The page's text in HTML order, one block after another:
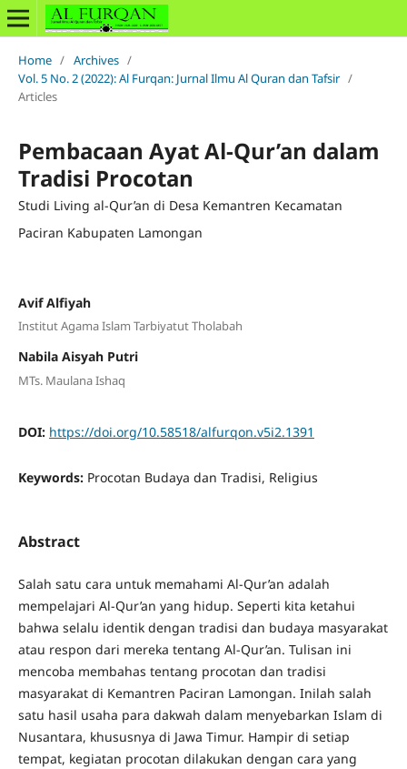
Home / Archives /
Vol. 5 No. 2 (2022): Al Furqan: Jurnal Ilmu Al Quran dan Tafsir /
Articles
Pembacaan Ayat Al-Qur’an dalam
Tradisi Procotan
Studi Living al-Qur’an di Desa Kemantren Kecamatan
Paciran Kabupaten Lamongan
Avif Alfiyah
Institut Agama Islam Tarbiyatut Tholabah
Nabila Aisyah Putri
MTs. Maulana Ishaq
DOI: https://doi.org/10.58518/alfurqon.v5i2.1391
Keywords: Procotan Budaya dan Tradisi, Religius
Abstract
Salah satu cara untuk memahami Al-Qur’an adalah
mempelajari Al-Qur’an yang hidup. Seperti kita ketahui
bahwa selalu identik dengan tradisi dan budaya masyarakat
atau respon dari mereka tentang Al-Qur’an. Tulisan ini
mencoba membahas tentang procotan dan tradisi
masyarakat di Kemantren Paciran Lamongan. Inilah salah
satu hasil usaha para dakwah dalam menyebarkan Islam di
Nusantara, khususnya di Jawa Timur. Hampir di setiap
tempat, kegiatan procotan dilakukan dengan cara yang